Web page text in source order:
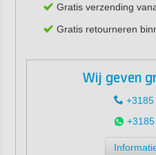
Gratis verzending
Gratis retourneren
Wij geven